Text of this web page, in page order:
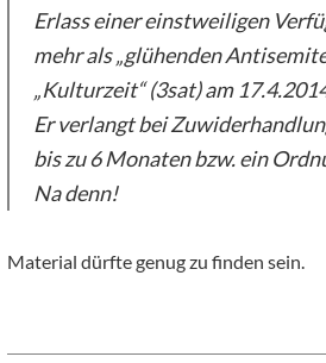
Erlass einer einstweiligen
mehr als „glühenden
„Kulturzeit“ (3sat) am
Er verlangt bei
bis zu 6 Monaten bzw. ein
Na denn!
Material dürfte genug zu finden sein.